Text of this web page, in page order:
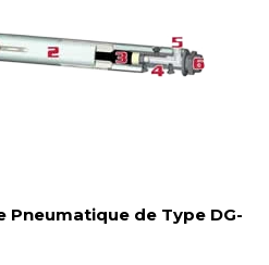
de Type DG-